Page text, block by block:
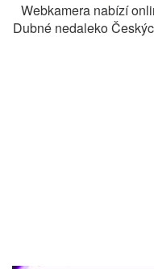
Webkamera nabízí
Dubné nedaleko